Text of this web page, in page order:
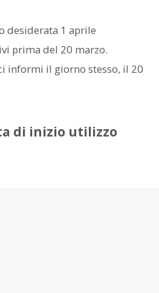
desiderata 1 aprile
del 20 marzo.
il giorno stesso, il 20
di inizio utilizzo